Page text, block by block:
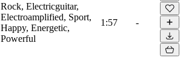
Rock, Electricguitar,
Electroamplified, Sport,
Happy, Energetic,
Powerful
1:57 -